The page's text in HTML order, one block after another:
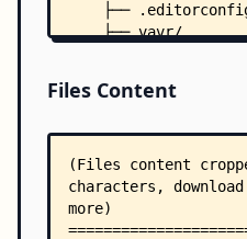
├──
    ├── vavr/
    │   │   ├── main/
│   │   │
│   │   │
│   │   │
│   │   │
│   │   │
Files Content